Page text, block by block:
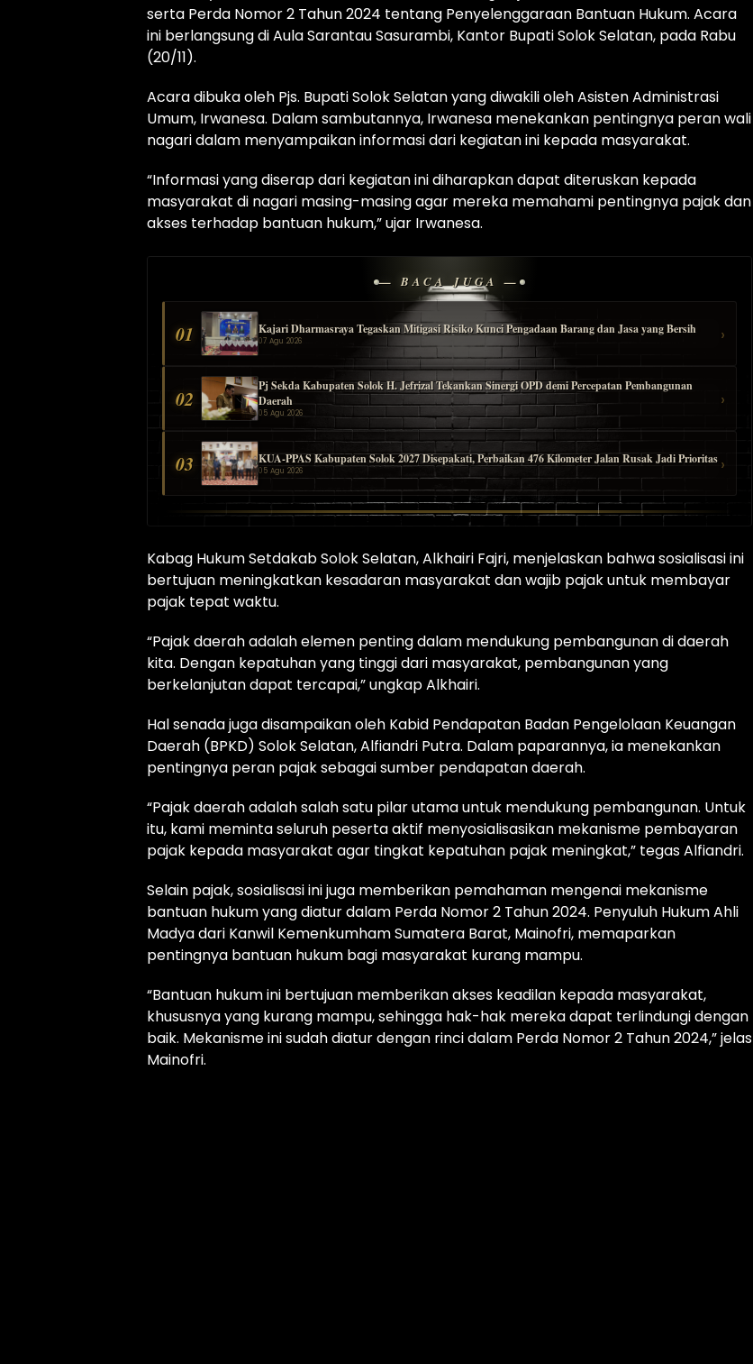
serta Perda Nomor 2 Tahun 2024 tentang Penyelenggaraan Bantuan Hukum. Acara
ini berlangsung di Aula Sarantau Sasurambi, Kantor Bupati Solok Selatan, pada Rabu
(20/11).
Acara dibuka oleh Pjs. Bupati Solok Selatan yang diwakili oleh Asisten Administrasi
Umum, Irwanesa. Dalam sambutannya, Irwanesa menekankan pentingnya peran wali
nagari dalam menyampaikan informasi dari kegiatan ini kepada masyarakat.
“Informasi yang diserap dari kegiatan ini diharapkan dapat diteruskan kepada
masyarakat di nagari masing-masing agar mereka memahami pentingnya pajak dan
akses terhadap bantuan hukum,” ujar Irwanesa.
— BACA JUGA —
01 Kajari Dharmasraya Tegaskan Mitigasi Risiko Kunci Pengadaan Barang dan Jasa yang Bersih
07 Agu 2026 ›
02
Pj Sekda Kabupaten Solok H. Jefrizal Tekankan Sinergi OPD demi Percepatan Pembangunan
Daerah
05 Agu 2026
›
03 KUA-PPAS Kabupaten Solok 2027 Disepakati, Perbaikan 476 Kilometer Jalan Rusak Jadi Prioritas
05 Agu 2026 ›
Kabag Hukum Setdakab Solok Selatan, Alkhairi Fajri, menjelaskan bahwa sosialisasi ini
bertujuan meningkatkan kesadaran masyarakat dan wajib pajak untuk membayar
pajak tepat waktu.
“Pajak daerah adalah elemen penting dalam mendukung pembangunan di daerah
kita. Dengan kepatuhan yang tinggi dari masyarakat, pembangunan yang
berkelanjutan dapat tercapai,” ungkap Alkhairi.
Hal senada juga disampaikan oleh Kabid Pendapatan Badan Pengelolaan Keuangan
Daerah (BPKD) Solok Selatan, Alfiandri Putra. Dalam paparannya, ia menekankan
pentingnya peran pajak sebagai sumber pendapatan daerah.
“Pajak daerah adalah salah satu pilar utama untuk mendukung pembangunan. Untuk
itu, kami meminta seluruh peserta aktif menyosialisasikan mekanisme pembayaran
pajak kepada masyarakat agar tingkat kepatuhan pajak meningkat,” tegas Alfiandri.
Selain pajak, sosialisasi ini juga memberikan pemahaman mengenai mekanisme
bantuan hukum yang diatur dalam Perda Nomor 2 Tahun 2024. Penyuluh Hukum Ahli
Madya dari Kanwil Kemenkumham Sumatera Barat, Mainofri, memaparkan
pentingnya bantuan hukum bagi masyarakat kurang mampu.
“Bantuan hukum ini bertujuan memberikan akses keadilan kepada masyarakat,
khususnya yang kurang mampu, sehingga hak-hak mereka dapat terlindungi dengan
baik. Mekanisme ini sudah diatur dengan rinci dalam Perda Nomor 2 Tahun 2024,” jelas
Mainofri.